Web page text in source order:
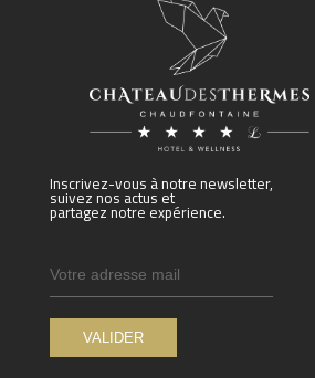
Inscrivez-vous à notre newsletter,
suivez nos actus et
partagez notre expérience.